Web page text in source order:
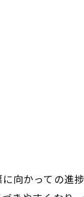
向かっての進